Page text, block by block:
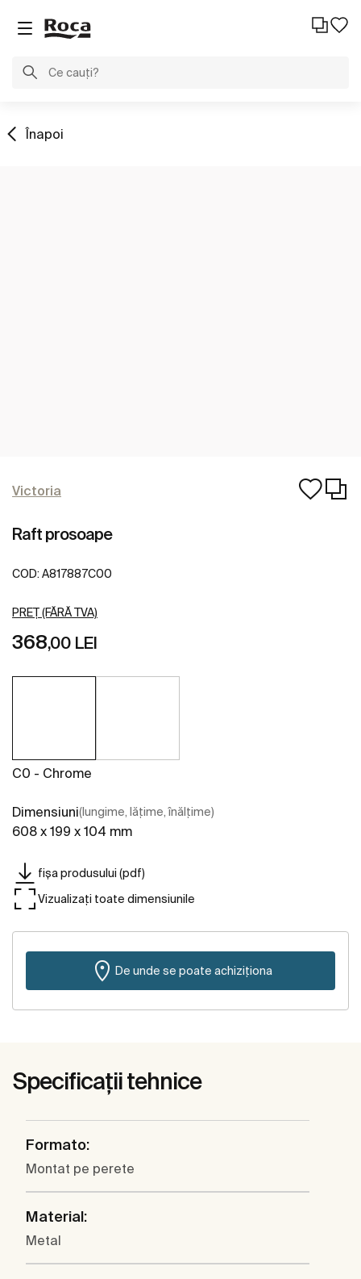
Înapoi
Victoria
Raft prosoape
COD: A817887C00
PREȚ (FĂRĂ TVA)
368,00 LEI
C0 - Chrome
Dimensiuni(lungime, lățime, înălțime)
608 x 199 x 104 mm
fișa produsului (pdf)
Vizualizați toate dimensiunile
De unde se poate achiziționa
Specificații tehnice
Formato:
Montat pe perete
Material:
Metal